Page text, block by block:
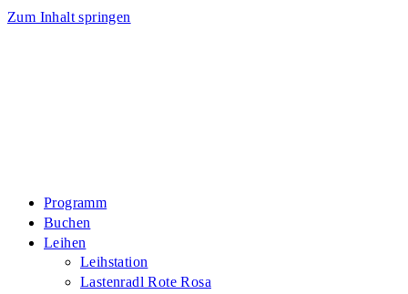
Zum Inhalt springen
Programm
Buchen
Leihen
Leihstation
Lastenradl Rote Rosa